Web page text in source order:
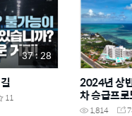
37 : 28
11
2024년 상
차 승급프
1,814